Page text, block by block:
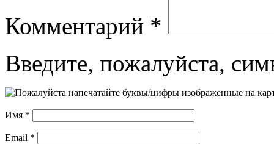
Комментарий *
Введите, пожалуйста,
Имя *
Email *